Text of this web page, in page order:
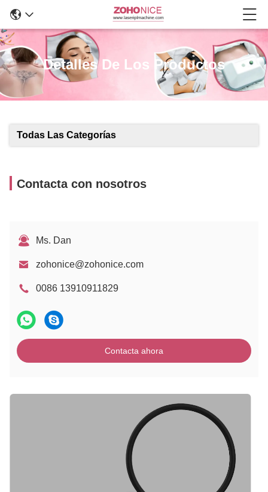
Detalles De Los Productos
Todas Las Categorías
Contacta con nosotros
Ms. Dan
zohonice@zohonice.com
0086 13910911829
Contacta ahora